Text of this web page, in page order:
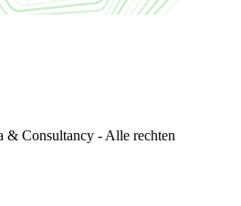
Consultancy - Alle rechten